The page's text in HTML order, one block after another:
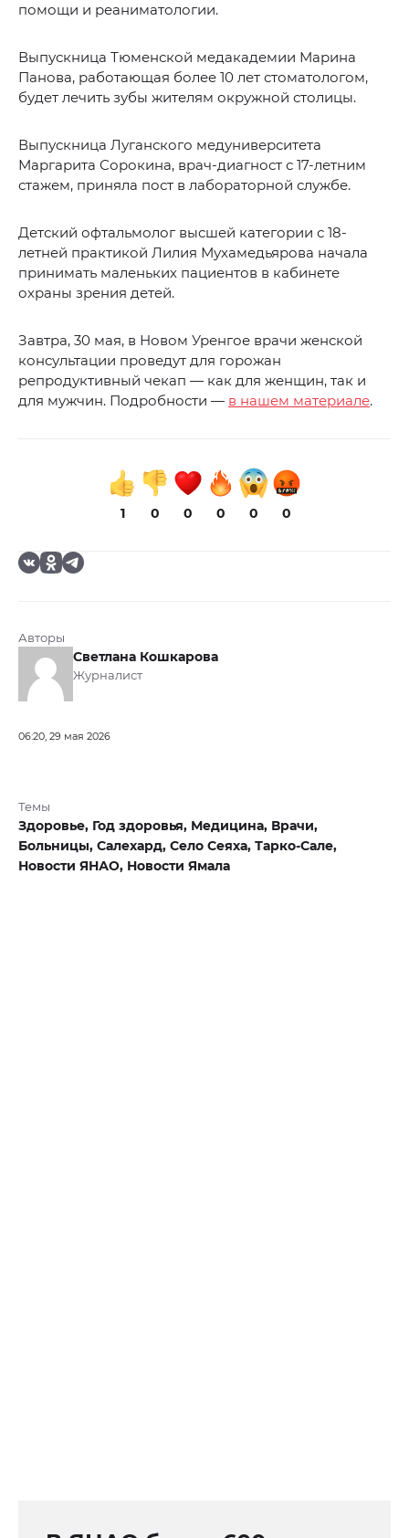
помощи и реаниматологии.
Выпускница Тюменской медакадемии Марина
Панова, работающая более 10 лет стоматологом,
будет лечить зубы жителям окружной столицы.
Выпускница Луганского медуниверситета
Маргарита Сорокина, врач-диагност с 17-летним
стажем, приняла пост в лабораторной службе.
Детский офтальмолог высшей категории с 18-
летней практикой Лилия Мухамедьярова начала
принимать маленьких пациентов в кабинете
охраны зрения детей.
Завтра, 30 мая, в Новом Уренгое врачи женской
консультации проведут для горожан
репродуктивный чекап — как для женщин, так и
для мужчин. Подробности — в нашем материале.
1 0 0 0 0 0
Авторы
Светлана Кошкарова
Журналист
06:20, 29 мая 2026
Темы
Здоровье, Год здоровья, Медицина, Врачи,
Больницы, Салехард, Село Сеяха, Тарко-Сале,
Новости ЯНАО, Новости Ямала